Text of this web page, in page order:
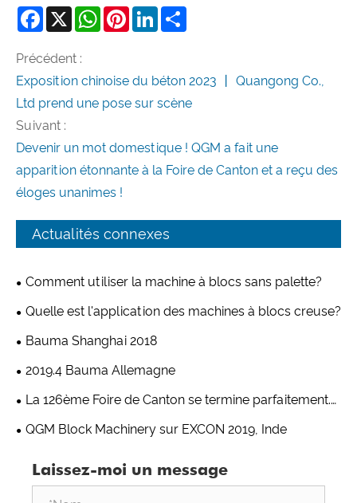
Facebook
X WhatsAppPinterestLinkedIn
Précédent :
Exposition chinoise du béton 2023 丨 Quangong Co.,
Ltd prend une pose sur scène
Suivant :
Devenir un mot domestique ! QGM a fait une
apparition étonnante à la Foire de Canton et a reçu des
éloges unanimes !
Actualités connexes
Comment utiliser la machine à blocs sans palette?
Quelle est l'application des machines à blocs creuse?
Bauma Shanghai 2018
2019.4 Bauma Allemagne
La 126ème Foire de Canton se termine parfaitement.
QGM partage la bonne réputation dans le monde
QGM Block Machinery sur EXCON 2019, Inde
Laissez-moi un message